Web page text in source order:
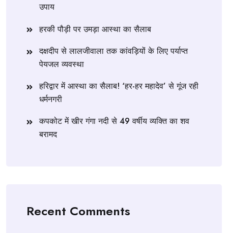
उपाय
हरकी पौड़ी पर उमड़ा आस्था का सैलाब
दक्षदीप से लालजीवाला तक कांवड़ियों के लिए पर्याप्त
पेयजल व्यवस्था
हरिद्वार में आस्था का सैलाब! ‘हर-हर महादेव’ से गूंज रही
धर्मनगरी
कपकोट में खीर गंगा नदी से 49 वर्षीय व्यक्ति का शव
बरामद
Recent Comments